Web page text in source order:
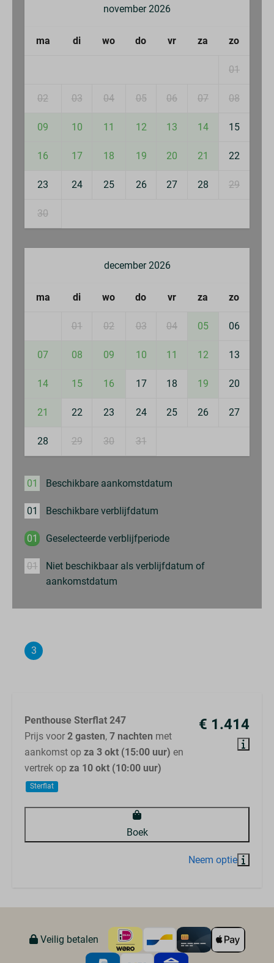
Combimagnetron
Balkon
Rookmelder
Verwarming & Verkoeling
november 2026
ma di wo do vr za zo
01
02 03 04 05 06 07 08
09 10 11 12 13 14 15
16 17 18 19 20 21 22
23 24 25 26 27 28 29
30
december 2026
ma di wo do vr za zo
01 02 03 04 05 06
07 08 09 10 11 12 13
14 15 16 17 18 19 20
21 22 23 24 25 26 27
28 29 30 31
01 Beschikbare aankomstdatum
01 Beschikbare verblijfdatum
01 Geselecteerde verblijfperiode
01
Niet beschikbaar als verblijfdatum of
aankomstdatum
3
€ 1.414
Penthouse Sterflat 247
Prijs voor 2 gasten, 7 nachten met
aankomst op za 3 okt (15:00 uur) en
vertrek op za 10 okt (10:00 uur)
Sterflat
Boek
Veilig betalen